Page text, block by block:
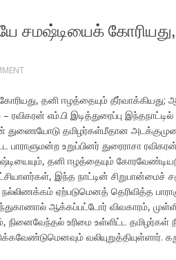
சமஷ்டியைக்
தனி ஈழத்தையும் தீர்வாக்கியது;
எம்.பி இடித்துரைப்பு இந்தநாட்டில்
துணையோடு தமிழர்கள்மீதான
உறுப்பினர் துரைராசா
தனி ஈழத்தையும்
இந்த நாட்டின் சிறுபான்மைச்
ஏற்படுமெனத் தெரிவித்த
ஆக்கப்பட்டோர் விவகாரம்,
உரிமை உள்ளிட்ட தமிழர்கள்
வலியுறுத்தியுள்ளார்.